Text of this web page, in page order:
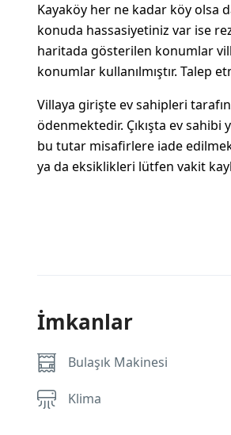
Kayaköy her ne kadar köy olsa
konuda hassasiyetiniz var ise
haritada gösterilen konumlar
konumlar kullanılmıştır. Talep
Villaya girişte ev sahipleri
ödenmektedir. Çıkışta ev
bu tutar misafirlere iade
ya da eksiklikleri lütfen vakit
İmkanlar
Bulaşık Makinesi
Klima